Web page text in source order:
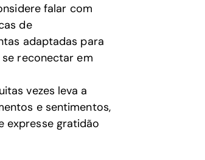
falar com
de
adaptadas para
reconectar em
vezes leva a
e sentimentos,
expresse gratidão